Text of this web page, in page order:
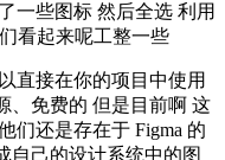
一些图标 然后全选 利用
看起来呢工整一些
直接在你的项目中使用
、免费的 但是目前啊 这
们还是存在于 Figma 的
自己的设计系统中的图